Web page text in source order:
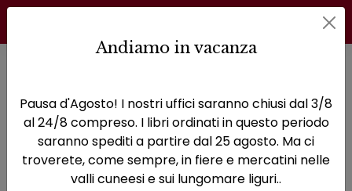
Far arte a scuola
L'esperienza della Bottega delle
Nuove Forme
Andiamo in vacanza
Pausa d'Agosto! I nostri uffici saranno chiusi dal 3/8
al 24/8 compreso. I libri ordinati in questo periodo
saranno spediti a partire dal 25 agosto. Ma ci
troverete, come sempre, in fiere e mercatini nelle
valli cuneesi e sui lungomare liguri..